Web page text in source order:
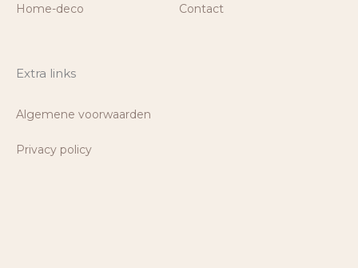
Home-deco Contact
Extra links
Algemene voorwaarden
Privacy policy